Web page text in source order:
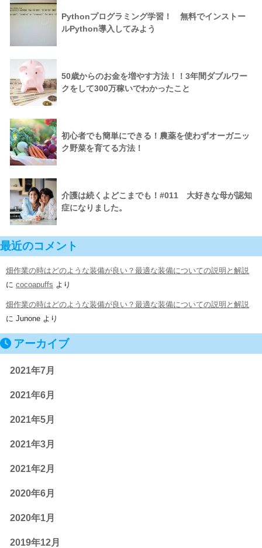
Pythonプログラミング学習！ 無料でインストー
ルPython導入してみよう
50歳からのお金を増やす方法！！3年間ダブルワー
クをして300万稼いでわかったこと
初心者でも簡単にできる！農薬を使わずオーガニッ
ク野菜を育てる方法！
介護は続くよどこまでも！#011 大好きな母が認知
症になりました。
最近のコメント
畑作業の時はどのような装備が良い？最適な装備についての説明と解説
に cocoapuffs より
畑作業の時はどのような装備が良い？最適な装備についての説明と解説
に Junone より
アーカイブ
2021年7月
2021年6月
2021年5月
2021年3月
2021年2月
2020年6月
2020年1月
2019年12月